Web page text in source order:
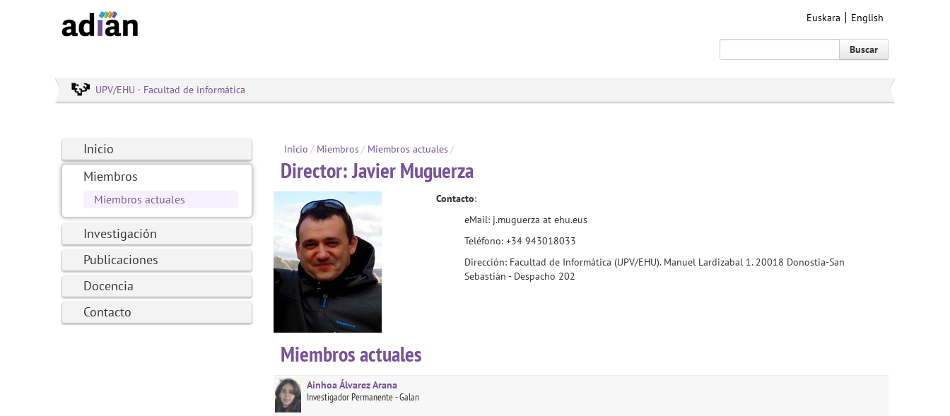
Euskara English
Buscar
UPV/EHU · Facultad de informática
Inicio
Miembros
Miembros actuales
Investigación
Publicaciones
Docencia
Contacto
Inicio / Miembros/ Miembros actuales/
Director:Javier Muguerza
Contacto:
eMail: j.muguerza at ehu.eus
Teléfono: +34 943018033
Dirección: Facultad de Informática (UPV/EHU). Manuel Lardizabal 1. 20018 Donostia-San
Sebastián - Despacho 202
Miembros actuales
Ainhoa Álvarez Arana
Investigador Permanente - Galan